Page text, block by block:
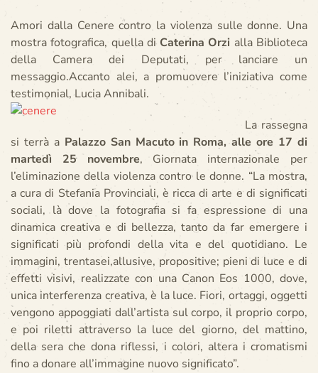
Amori dalla Cenere contro la violenza sulle donne. Una
mostra fotografica, quella di Caterina Orzi alla Biblioteca
della Camera dei Deputati, per lanciare un
messaggio.Accanto alei, a promuovere l’iniziativa come
testimonial, Lucia Annibali.
La rassegna
si terrà a Palazzo San Macuto in Roma, alle ore 17 di
martedì 25 novembre, Giornata internazionale per
l’eliminazione della violenza contro le donne. “La mostra,
a cura di Stefania Provinciali, è ricca di arte e di significati
sociali, là dove la fotografia si fa espressione di una
dinamica creativa e di bellezza, tanto da far emergere i
significati più profondi della vita e del quotidiano. Le
immagini, trentasei,allusive, propositive; pieni di luce e di
effetti visivi, realizzate con una Canon Eos 1000, dove,
unica interferenza creativa, è la luce. Fiori, ortaggi, oggetti
vengono appoggiati dall’artista sul corpo, il proprio corpo,
e poi riletti attraverso la luce del giorno, del mattino,
della sera che dona riflessi, i colori, altera i cromatismi
fino a donare all’immagine nuovo significato”.